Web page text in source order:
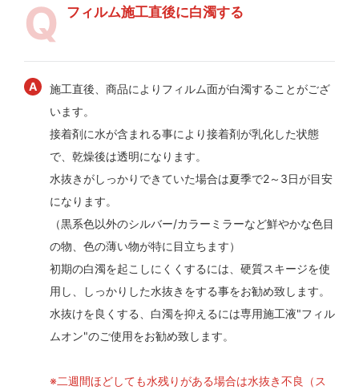
フィルム施工直後に白濁する
施工直後、商品によりフィルム面が白濁することがござ
います。
接着剤に水が含まれる事により接着剤が乳化した状態
で、乾燥後は透明になります。
水抜きがしっかりできていた場合は夏季で2～3日が目安
になります。
（黒系色以外のシルバー/カラーミラーなど鮮やかな色目
の物、色の薄い物が特に目立ちます）
初期の白濁を起こしにくくするには、硬質スキージを使
用し、しっかりした水抜きをする事をお勧め致します。
水抜けを良くする、白濁を抑えるには専用施工液"フィル
ムオン"のご使用をお勧め致します。
※二週間ほどしても水残りがある場合は水抜き不良（ス